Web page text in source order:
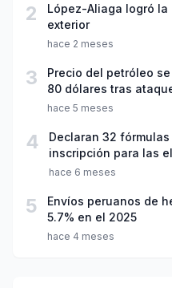
2
López-Aliaga logró
exterior
hace 2 meses
3
Precio del petróleo
80 dólares tras
hace 5 meses
4
Declaran 32
inscripción para las
hace 6 meses
5
Envíos peruanos de
5.7% en el 2025
hace 4 meses